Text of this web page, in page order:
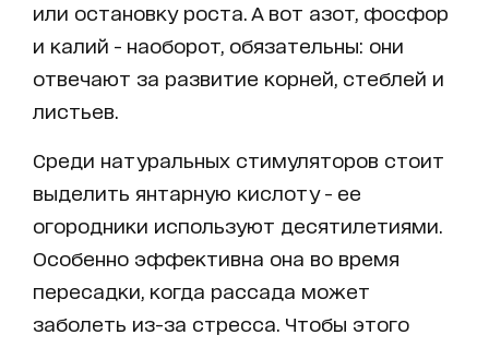
или остановку роста. А вот азот, фосфор
и калий - наоборот, обязательны: они
отвечают за развитие корней, стеблей и
листьев.
Среди натуральных стимуляторов стоит
выделить янтарную кислоту - ее
огородники используют десятилетиями.
Особенно эффективна она во время
пересадки, когда рассада может
заболеть из-за стресса. Чтобы этого